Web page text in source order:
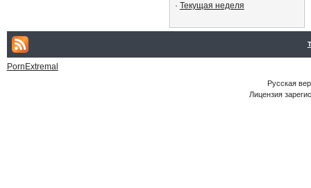
· Текущая неделя
PornExtremal
Русская
Лицензия